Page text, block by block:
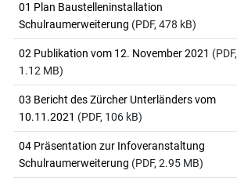
01 Plan Baustelleninstallation
Schulraumerweiterung (PDF, 478 kB)
02 Publikation vom 12. November 2021 (PDF,
1.12 MB)
03 Bericht des Zürcher Unterländers vom
10.11.2021 (PDF, 106 kB)
04 Präsentation zur Infoveranstaltung
Schulraumerweiterung (PDF, 2.95 MB)